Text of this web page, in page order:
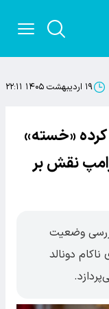
۱۹ اردیبهشت ۱۴۰۵ ۲۲:۱۱
«خسته»
نقش بر
وضعیت
دونالد